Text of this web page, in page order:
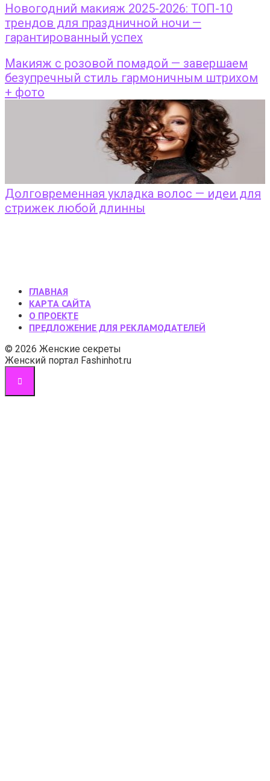
Новогодний макияж 2025-2026: ТОП-10
трендов для праздничной ночи —
гарантированный успех
Макияж с розовой помадой — завершаем
безупречный стиль гармоничным штрихом
+ фото
Долговременная укладка волос — идеи для
стрижек любой длинны
ГЛАВНАЯ
КАРТА САЙТА
О ПРОЕКТЕ
ПРЕДЛОЖЕНИЕ ДЛЯ РЕКЛАМОДАТЕЛЕЙ
© 2026 Женские секреты
Женский портал Fashinhot.ru